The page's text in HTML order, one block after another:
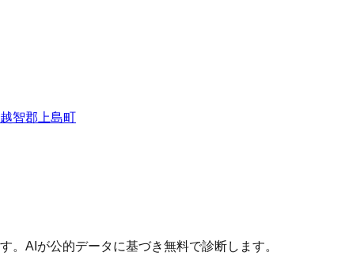
越智郡上島町
。AIが公的データに基づき無料で診断します。